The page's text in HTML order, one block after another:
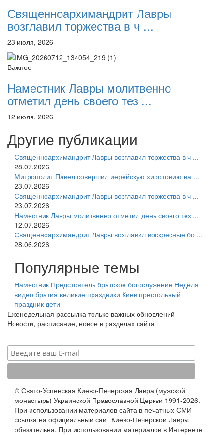
Священноархимандрит Лавры
возглавил торжества в ч ...
23 июля, 2026
Важное
Наместник Лавры молитвенно
отметил день своего тез ...
12 июля, 2026
Другие публикации
Священноархимандрит Лавры возглавил торжества в ч ...
28.07.2026
Митрополит Павел совершил иерейскую хиротонию на ...
23.07.2026
Священноархимандрит Лавры возглавил торжества в ч ...
23.07.2026
Наместник Лавры молитвенно отметил день своего тез ...
12.07.2026
Священноархимандрит Лавры возглавил воскресные бо ...
28.06.2026
Популярные темы
Наместник Предстоятель братское богослужение Неделя
видео братия великие праздники Киев престольный
праздник дети
Еженедельная рассылка только важных обновлений
Новости, расписание, новое в разделах сайта
© Свято-Успенская Киево-Печерская Лавра (мужской
монастырь) Украинской Православной Церкви 1991-2026.
При использовании материалов сайта в печатных СМИ
ссылка на официальный сайт Киево-Печерской Лавры
обязательна. При использовании материалов в Интернете